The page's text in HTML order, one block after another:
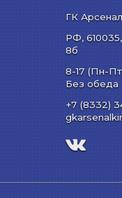
ГК Арсенал
РФ, 610035,
8б
8-17 (Пн-
Без обеда
+7 (8332)